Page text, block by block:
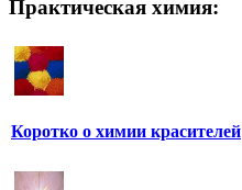
Практическая химия:
Коротко о химии красителей